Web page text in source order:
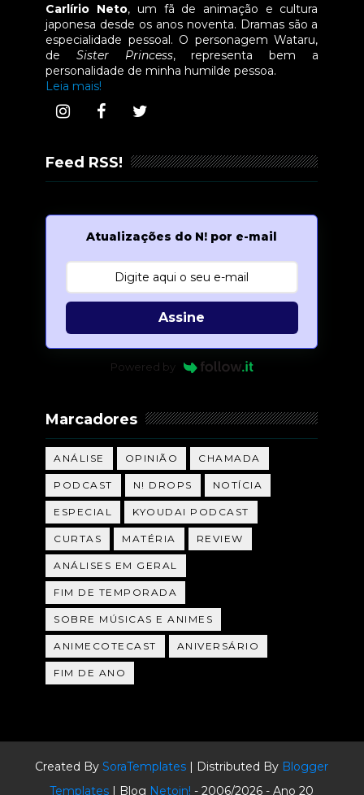
Carlírio Neto, um fã de animação e cultura
japonesa desde os anos noventa. Dramas são a
especialidade pessoal. O personagem Wataru,
deSister Princess, representa bem a
personalidade de minha humilde pessoa.
Leia mais!
Feed RSS!
Atualizações do N! por e-mail
Assine
Powered by
Marcadores
ANÁLISE OPINIÃO CHAMADA
PODCAST N! DROPS NOTÍCIA
ESPECIAL KYOUDAI PODCAST
CURTAS MATÉRIA REVIEW
ANÁLISES EM GERAL
FIM DE TEMPORADA
SOBRE MÚSICAS E ANIMES
ANIMECOTECAST ANIVERSÁRIO
FIM DE ANO
Created BySoraTemplates | Distributed By Blogger
Templates | Blog Netoin! - 2006/2026 - Ano 20